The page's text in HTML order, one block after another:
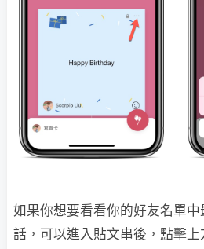
如果你想要看看你的好友名單
話，可以進入貼文串後，點擊